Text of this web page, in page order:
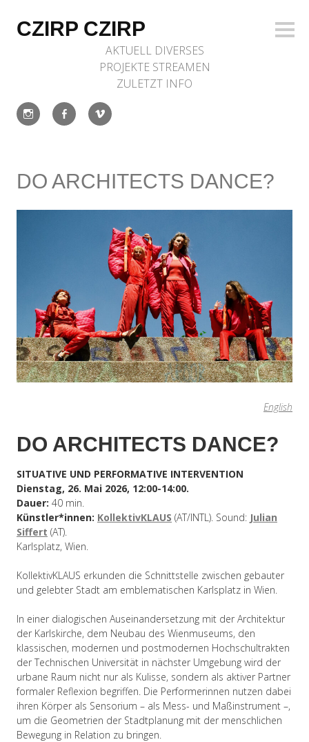
Inhalt
springen
CZIRP CZIRP
AKTUELL DIVERSES
PROJEKTE STREAMEN
ZULETZT INFO
DO ARCHITECTS DANCE?
English
DO ARCHITECTS DANCE?
SITUATIVE UND PERFORMATIVE INTERVENTION
Dienstag, 26. Mai 2026, 12:00-14:00.
Dauer: 40 min.
Künstler*innen: KollektivKLAUS (AT/INTL). Sound: Julian
Siffert (AT).
Karlsplatz, Wien.
KollektivKLAUS erkunden die Schnittstelle zwischen gebauter
und gelebter Stadt am emblematischen Karlsplatz in Wien.
In einer dialogischen Auseinandersetzung mit der Architektur
der Karlskirche, dem Neubau des Wienmuseums, den
klassischen, modernen und postmodernen Hochschultrakten
der Technischen Universität in nächster Umgebung wird der
urbane Raum nicht nur als Kulisse, sondern als aktiver Partner
formaler Reflexion begriffen. Die Performerinnen nutzen dabei
ihren Körper als Sensorium – als Mess- und Maßinstrument –,
um die Geometrien der Stadtplanung mit der menschlichen
Bewegung in Relation zu bringen.